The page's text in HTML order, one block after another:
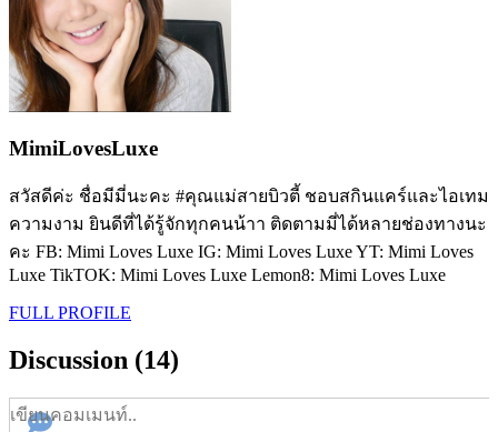
MimiLovesLuxe
สวัสดีค่ะ ชื่อมีมี่นะคะ #คุณแม่สายบิวตี้ ชอบสกินแคร์และไอเทม
ความงาม ยินดีที่ได้รู้จักทุกคนน้าา ติดตามมี่ได้หลายช่องทางนะ
คะ FB: Mimi Loves Luxe IG: Mimi Loves Luxe YT: Mimi Loves
Luxe TikTOK: Mimi Loves Luxe Lemon8: Mimi Loves Luxe
FULL PROFILE
Discussion (14)